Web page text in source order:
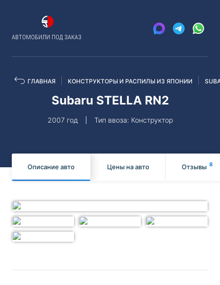
АВТОМОБИЛИ ПОД ЗАКАЗ
ГЛАВНАЯ КОНСТРУКТОРЫ И РАСПИЛЫ ИЗ ЯПОНИИ
Subaru STELLA RN2
2007 год Тип ввоза: Конструктор
Описание авто Цены на авто Отзывы 8